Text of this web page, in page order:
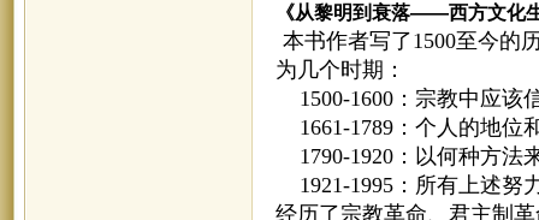
《从黎明到衰落——西方文化
本书作者写了1500至今的
为几个时期：
1500-1600：宗教中应该
1661-1789：个人的地位
1790-1920：以何种方法
1921-1995：所有上述努
经历了宗教革命、君主制